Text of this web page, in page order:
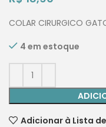
COLAR CIRURGICO
4 em estoque
Adicionar à Lista